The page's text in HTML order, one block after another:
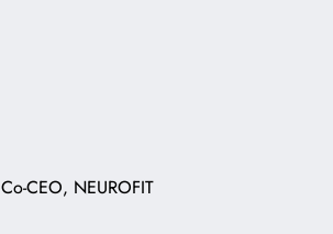
Co-CEO, NEUROFIT